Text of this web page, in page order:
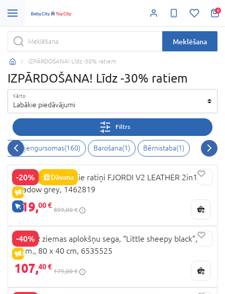
0
Meklēšana
IZPĀRDOŠANA! Līdz -30% ratiem
IZPĀRDOŠANA! Līdz -30% ratiem
Kārto
Labākie piedāvājumi
Filtrs
Rati un ķengursomas(160) Barošana(1) Bērnistaba(1)
-20%
Dāvana
IZPĀRDOŠANA
TIKAI TIEŠSAISTĒ
NOORDI universālie ratiņi FJORDI V2 LEATHER 2in1,
Shadow grey, 1462819
719,00 €
899,00 €
-40%
IZPĀRDOŠANA
KAISER ziemas aplokšņu sega, “Little sheepy black”, 6-
36 m., 80 x 40 cm, 6535525
107,40 €
179,00 €